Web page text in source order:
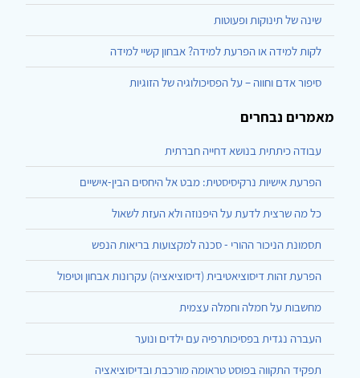
שינה של תינוקות ופעוטות
לקות למידה או הפרעת למידה? אבחון קשיי למידה
סיפור אדם וחווה – על הפסיכולוגיה של הזוגיות
מאמרים נבחרים
עבודה כיתתית בנושא דחייה חברתית
הפרעת אישיות נרקיסיסטית: מבט אל היחסים הבין-אישיים
כל מה שרצית לדעת על היפנוזה ולא העזת לשאול
תסמונת הניכור ההורי - סכנה למקצועות בריאות הנפש
הפרעת זהות דיסוציאטיבית (דיסוציאציה) עקרונות אבחון וטיפול
מחשבות על חמלה וחמלה עצמית
העברה נגדית בפסיכותרפיה עם ילדים ונוער
תפקיד התקווה בפוסט טראומה מורכבת ובדיסוציאציה